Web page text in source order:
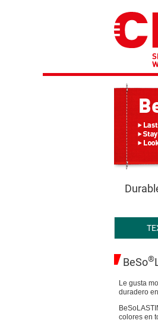
BeSo®
Le gusta
duradero
colores en